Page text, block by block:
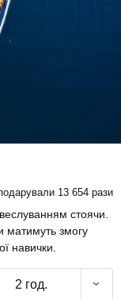
13 654 рази
стоячи.
матимуть змогу
навички.
2 год.